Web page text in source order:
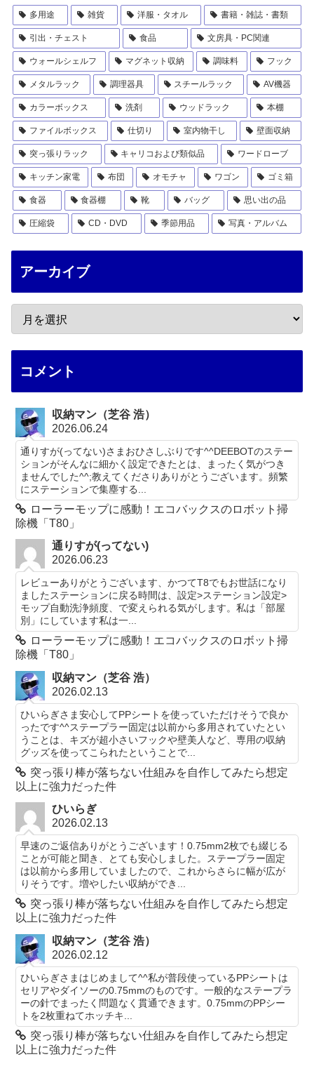
多用途 雑貨 洋服・タオル 書籍・雑誌・書類
引出・チェスト 食品 文房具・PC関連
ウォールシェルフ マグネット収納 調味料 フック
メタルラック 調理器具 スチールラック AV機器
カラーボックス 洗剤 ウッドラック 本棚
ファイルボックス 仕切り 室内物干し 壁面収納
突っ張りラック キャリコおよび類似品 ワードローブ
キッチン家電 布団 オモチャ ワゴン ゴミ箱
食器 食器棚 靴 バッグ 思い出の品
圧縮袋 CD・DVD 季節用品 写真・アルバム
アーカイブ
コメント
収納マン（芝谷 浩）
2026.06.24
通りすが(ってない)さまおひさしぶりです^^DEEBOTのステー
ションがそんなに細かく設定できたとは、まったく気がつき
ませんでした^^;教えてくださりありがとうございます。頻繁
にステーションで集塵する...
ローラーモップに感動！エコバックスのロボット掃
除機「T80」
通りすが(ってない)
2026.06.23
レビューありがとうございます、かつてT8でもお世話になり
ましたステーションに戻る時間は、設定>ステーション設定>
モップ自動洗浄頻度、で変えられる気がします。私は「部屋
別」にしています私は一...
ローラーモップに感動！エコバックスのロボット掃
除機「T80」
収納マン（芝谷 浩）
2026.02.13
ひいらぎさま安心してPPシートを使っていただけそうで良か
ったです^^ステープラー固定は以前から多用されていたとい
うことは、キズが超小さいフックや壁美人など、専用の収納
グッズを使ってこられたということで...
突っ張り棒が落ちない仕組みを自作してみたら想定
以上に強力だった件
ひいらぎ
2026.02.13
早速のご返信ありがとうございます！0.75mm2枚でも綴じる
ことが可能と聞き、とても安心しました。ステープラー固定
は以前から多用していましたので、これからさらに幅が広が
りそうです。増やしたい収納ができ...
突っ張り棒が落ちない仕組みを自作してみたら想定
以上に強力だった件
収納マン（芝谷 浩）
2026.02.12
ひいらぎさまはじめまして^^私が普段使っているPPシートは
セリアやダイソーの0.75mmのものです。一般的なステープラ
ーの針でまったく問題なく貫通できます。0.75mmのPPシー
トを2枚重ねてホッチキ...
突っ張り棒が落ちない仕組みを自作してみたら想定
以上に強力だった件